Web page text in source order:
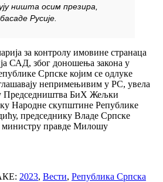
ништа осим презира,
Русије.
за контролу имовине странаца
САД, због доношења закона у
Српске којим се одлуке
непримењивим у РС, увела
Председништва БиХ Жељки
Народне скупштине Републике
председнику Владе Српске
правде Милошу
2023, Вести, Република Српска